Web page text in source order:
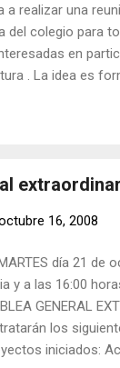
a realizar una
del colegio para
en
. La idea es
de la lectura
lectura? Una
compartir su
a ser–
a un club de
La lectura
de compartir esa
lo general las
16, 2008
día 21 de
y a las 16:00
GENERAL
los
iniciados: